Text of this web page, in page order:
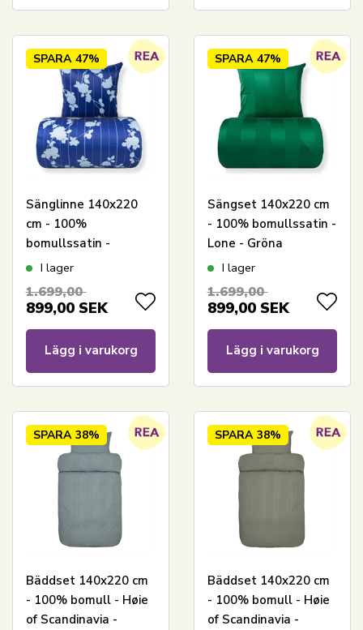
SPARA 47%
Sänglinne 140x220
cm - 100%
bomullssatin -
Rosenbloom - Blått
print
I lager
1.699,00
899,00 SEK
Lägg i varukorg
SPARA 47%
Sängset 140x220 cm
- 100% bomullssatin -
Lone - Gröna
jacquardvävda ränder
I lager
1.699,00
899,00 SEK
Lägg i varukorg
SPARA 38%
Bäddset 140x220 cm
- 100% bomull - Høie
of Scandinavia -
SPARA 38%
Bäddset 140x220 cm
- 100% bomull - Høie
of Scandinavia -